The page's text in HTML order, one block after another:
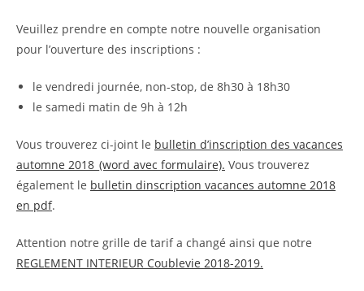
Veuillez prendre en compte notre nouvelle organisation
pour l’ouverture des inscriptions :
le vendredi journée, non-stop, de 8h30 à 18h30
le samedi matin de 9h à 12h
Vous trouverez ci-joint le bulletin d’inscription des vacances
automne 2018_(word avec formulaire). Vous trouverez
également le bulletin dinscription vacances automne 2018
en pdf.
Attention notre grille de tarif a changé ainsi que notre
REGLEMENT INTERIEUR Coublevie 2018-2019.